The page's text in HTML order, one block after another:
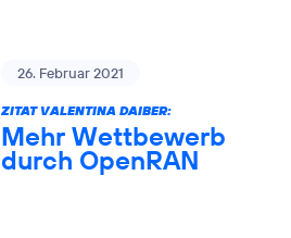
26. Februar 2021
ZITAT VALENTINA DAIBER:
Mehr Wettbewerb
durch OpenRAN